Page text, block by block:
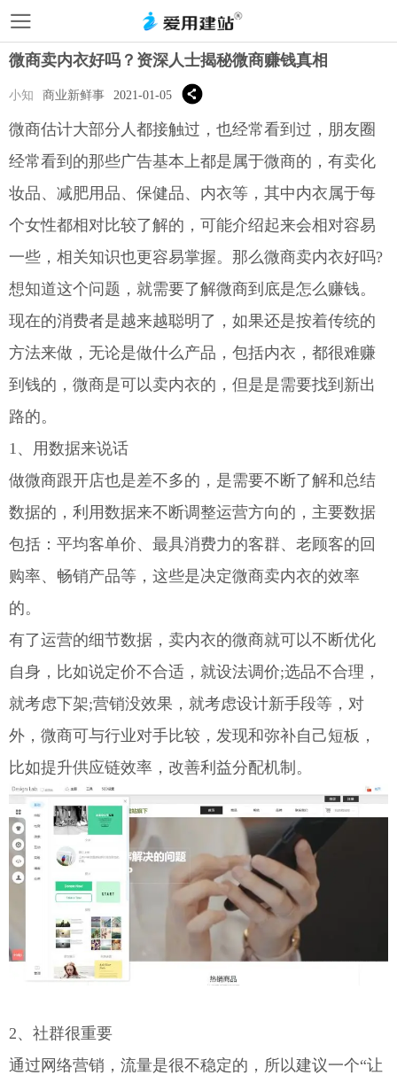
微商卖内衣好吗？资深人士揭秘微商赚钱真相
小知 商业新鲜事 2021-01-05
微商估计大部分人都接触过，也经常看到过，朋友圈
经常看到的那些广告基本上都是属于微商的，有卖化
妆品、减肥用品、保健品、内衣等，其中内衣属于每
个女性都相对比较了解的，可能介绍起来会相对容易
一些，相关知识也更容易掌握。那么微商卖内衣好吗?
想知道这个问题，就需要了解微商到底是怎么赚钱。
现在的消费者是越来越聪明了，如果还是按着传统的
方法来做，无论是做什么产品，包括内衣，都很难赚
到钱的，微商是可以卖内衣的，但是是需要找到新出
路的。
1、用数据来说话
做微商跟开店也是差不多的，是需要不断了解和总结
数据的，利用数据来不断调整运营方向的，主要数据
包括：平均客单价、最具消费力的客群、老顾客的回
购率、畅销产品等，这些是决定微商卖内衣的效率
的。
有了运营的细节数据，卖内衣的微商就可以不断优化
自身，比如说定价不合适，就设法调价;选品不合理，
就考虑下架;营销没效果，就考虑设计新手段等，对
外，微商可与行业对手比较，发现和弥补自己短板，
比如提升供应链效率，改善利益分配机制。
2、社群很重要
通过网络营销，流量是很不稳定的，所以建议一个“让